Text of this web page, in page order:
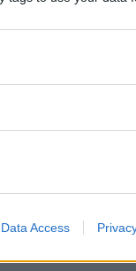
Data Access